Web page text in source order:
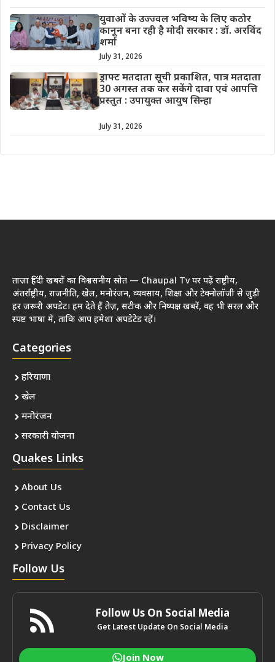
युवाओं के उज्ज्वल भविष्य के लिए कठोर
कानून बना रही है मोदी सरकार : डॉ. अरविंद
शर्मा
July 31, 2026
ड्राफ्ट मतदाता सूची प्रकाशित, पात्र मतदाता
30 अगस्त तक कर सकेंगे दावा एवं आपत्ति
प्रस्तुत : उपायुक्त आयुष सिन्हा
July 31, 2026
ताज़ा हिंदी खबरों का विश्वसनीय स्रोत — Chaupal Tv पर पढ़ें राष्ट्रीय,
अंतर्राष्ट्रीय, राजनीति, खेल, मनोरंजन, व्यवसाय, शिक्षा और टेक्नोलॉजी से जुड़ी
हर जरूरी अपडेट। हम देते हैं तेज़, सटीक और निष्पक्ष खबरें, वह भी सरल और
स्पष्ट भाषा में, ताकि आप हमेशा अपडेटेड रहें।
Categories
हरियाणा
खेल
मनोरंजन
सरकारी योजना
Quakes Links
About Us
Contact Us
Disclaimer
Privacy Policy
Follow Us
Follow Us On Social Media
Get Latest Update On Social Media
Join Now